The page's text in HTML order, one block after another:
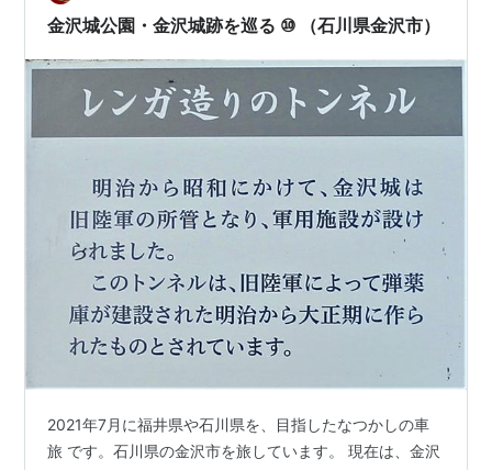
金沢城公園・金沢城跡を巡る ⑩ （石川県金沢市）
2021年7月に福井県や石川県を、目指したなつかしの車
旅 です。石川県の金沢市を旅しています。 現在は、金沢